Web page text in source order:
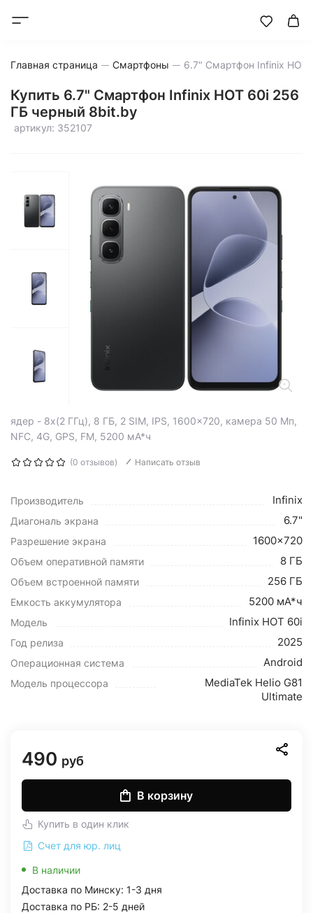
Главная страница Смартфоны
Купить 6.7" Смартфон Infinix HOT 60i 256
ГБ черный 8bit.by
артикул: 352107
ядер - 8x(2 ГГц), 8 ГБ, 2 SIM, IPS, 1600x720, камера 50 Мп,
NFC, 4G, GPS, FM, 5200 мА*ч
(0 отзывов) Написать отзыв
Производитель Infinix
Диагональ экрана 6.7"
Разрешение экрана 1600x720
Объем оперативной памяти 8 ГБ
Объем встроенной памяти 256 ГБ
Емкость аккумулятора 5200 мА*ч
Модель Infinix HOT 60i
Год релиза 2025
Операционная система Android
Модель процессора
MediaTek Helio G81
Ultimate
490 руб
В корзину
Купить в один клик
Счет для юр. лиц
В наличии
Доставка по Минску: 1-3 дня
Доставка по РБ: 2-5 дней